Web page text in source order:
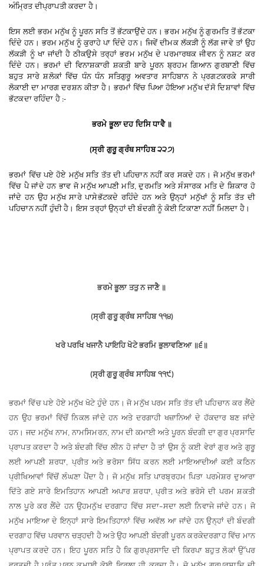
ਅੰਮ੍ਰਿਤ ਦੀਪ੍ਰਾਪਤੀ ਕਰਦਾ ਹੈ ।
ਇਸ ਲਈ ਭਰਮ ਮਨੁੱਖ ਨੂੰ ਪੂਰਨ ਸਤਿ ਤੋਂ ਭੱਟਕਾਉਂਦੇ ਹਨ। ਭਰਮ ਮਨੁੱਖ ਨੂੰ ਗੁਰਮਤਿ ਤੋਂ ਭੱਟਕਾ
ਦਿੰਦੇ ਹਨ। ਭਰਮ ਮਨੁੱਖ ਨੂੰ ਕੁਰਾਹੇ ਪਾ ਦਿੰਦੇ ਹਨ। ਜਿਵੇਂ ਦੀਮਕ ਲੱਕੜੀ ਨੂੰ ਲੱਗ ਜਾਵੇ ਤਾਂ ਉਹ
ਲੱਕੜੀ ਨੂੰ ਖਾ ਜਾਂਦੀ ਹੈ ਠੀਕਉਸੇ ਤਰ੍ਹਾਂ ਭਰਮ ਮਨੁੱਖ ਦੇ ਪਰਮਾਰਥਕ ਜੀਵਨ ਨੂੰ ਨਸ਼ਟ ਕਰ
ਦਿੰਦੇ ਹਨ। ਭਰਮਾਂ ਦੀ ਵਿਨਾਸ਼ਕਾਰੀ ਸ਼ਕਤੀ ਬਾਰੇ ਪੂਰਨ ਬ੍ਰਹਮ ਗਿਆਨ ਗੁਰਬਾਣੀ ਵਿੱਚ
ਬਹੁਤ ਸਾਰੇ ਸ਼ਲੋਕਾਂ ਵਿੱਚ ਧੰਨ ਧੰਨ ਸਤਿਗੁਰੂ ਅਵਤਾਰ ਸਾਹਿਬਾਨ ਨੇ ਪ੍ਰਗਟਕਰਕੇ ਸਾਰੀ
ਲੋਕਾਈ ਦਾ ਮਾਰਗ ਦਰਸ਼ਨ ਕੀਤਾ ਹੈ। ਭਰਮਾਂ ਵਿੱਚ ਪਿਆ ਹੋਇਆ ਮਨੁੱਖ ਦੱਸੋ ਦਿਸ਼ਾਵਾਂ ਵਿੱਚ
ਭੱਟਕਦਾ ਰਹਿੰਦਾ ਹੈ :-
ਭਰਮੇ ਭੂਲਾ ਦਹ ਦਿਸਿ ਧਾਵੈ ॥
(ਸ੍ਰੀ ਗੁਰੂ ਗ੍ਰੰਥ ਸਾਹਿਬ ੨੨੭)
ਭਰਮਾਂ ਵਿੱਚ ਪਏ ਹੋਏ ਮਨੁੱਖ ਸਤਿ ਤੱਤ ਦੀ ਪਹਿਚਾਨ ਨਹੀਂ ਕਰ ਸਕਦੇ ਹਨ। ਜੋ ਮਨੁੱਖ ਭਰਮਾਂ
ਵਿੱਚ ਪੈ ਜਾਂਦੇ ਹਨ ਭਾਵ ਜੋ ਮਨੁੱਖ ਆਪਣੀ ਮਤਿ,ਦੁਰਮਤਿ ਅਤੇ ਸੰਸਾਰਕ ਮਤਿ ਦੇ ਸ਼ਿਕਾਰ ਹੋ
ਜਾਂਦੇ ਹਨ ਉਹ ਮਨੁੱਖ ਸਾਰੇ ਪਾਸੇਭੱਟਕਦੇ ਰਹਿੰਦੇ ਹਨ ਅਤੇ ਉਨ੍ਹਾਂ ਮਨੁੱਖਾਂ ਨੂੰ ਸਤਿ ਤੱਤ ਦੀ
ਪਹਿਚਾਨ ਨਹੀਂ ਹੁੰਦੀ ਹੈ । ਇਸ ਤਰ੍ਹਾਂ ਉਨ੍ਹਾਂ ਦੀ ਬੰਦਗੀ ਨੂੰ ਕੋਈ ਟਿਕਾਣਾ ਨਹੀਂ ਮਿਲਦਾ ਹੈ।
ਭਰਮੇ ਭੂਲਾ ਤਤੁ ਨ ਜਾਣੈ ॥
(ਸ੍ਰੀ ਗੁਰੂ ਗ੍ਰੰਥ ਸਾਹਿਬ ੧੧੪)
ਖਰੇ ਪਰਖਿ ਖਜਾਨੈ ਪਾਇਹਿ ਖੋਟੇ ਭਰਮਿ ਭੁਲਾਵਣਿਆ ॥੬ ॥
(ਸ੍ਰੀ ਗੁਰੂ ਗ੍ਰੰਥ ਸਾਹਿਬ ੧੧੯)
ਭਰਮਾਂ ਵਿੱਚ ਪਏ ਹੋਏ ਮਨੁੱਖ ਖੋਟੇ ਹੁੰਦੇ ਹਨ। ਜੋ ਮਨੁੱਖ ਪਰਮ ਸਤਿ ਤੱਤ ਦੀ ਪਹਿਚਾਨ ਕਰ ਲੈਂਦੇ
ਹਨ ਉਹ ਭਰਮਾਂ ਵਿੱਚੋਂ ਨਿਕਲ ਜਾਂਦੇ ਹਨ ਅਤੇ ਦਰਗਾਹੀ ਖਜ਼ਾਨਿਆਂ ਦੇ ਹੱਕਦਾਰ ਬਣ ਜਾਂਦੇ
ਹਨ। ਜਦ ਮਨੁੱਖ ਨਾਮ, ਨਾਮਸਿਮਰਨ, ਨਾਮ ਦੀ ਕਮਾਈ ਅਤੇ ਪੂਰਨ ਬੰਦਗੀ ਦਾ ਗੁਰ ਪ੍ਰਸਾਦਿ
ਪ੍ਰਾਪਤ ਕਰਦਾ ਹੈ ਅਤੇ ਬੰਦਗੀ ਵਿੱਚ ਲੀਨ ਹੋ ਜਾਂਦਾ ਹੈ ਤਾਂ ਉਸ ਨੂੰ ਕਈ ਵੇਰਾਂ ਗੁਰ ਅਤੇ ਗੁਰੂ
ਲਈ ਆਪਣੀ ਸ਼ਰਧਾ, ਪ੍ਰੀਤ ਅਤੇ ਭਰੋਸਾ ਸਿੱਧ ਕਰਨ ਲਈ ਮਾਇਆਦੀਆਂ ਕਈ ਕਠਿਨ
ਪ੍ਰੀਖਿਆਵਾਂ ਵਿੱਚੋਂ ਲੰਘਣਾ ਪੈਂਦਾ ਹੈ । ਜੋ ਮਨੁੱਖ ਸਤਿ ਪਾਰਬ੍ਰਹਮ ਪਿਤਾ ਪਰਮੇਸ਼ਰ ਦੁਆਰਾ
ਦਿੱਤੇ ਗਏ ਸਾਰੇ ਇਮਤਿਹਾਨ ਆਪਣੀ ਅਪਾਰ ਸ਼ਰਧਾ,ਪ੍ਰੀਤ ਅਤੇ ਭਰੋਸੇ ਦੀ ਪਰਮ ਸ਼ਕਤੀ
ਨਾਲ ਪੂਰੇ ਕਰ ਲੈਂਦੇ ਹਨ ਉਹਮਨੁੱਖ ਦਰਗਾਹ ਵਿੱਚ ਸਦਾ–ਸਦਾ ਲਈ ਨਿਵਾਜੇ ਜਾਂਦੇ ਹਨ। ਜੋ
ਮਨੁੱਖ ਮਾਇਆ ਦੇ ਇਨ੍ਹਾਂ ਸਾਰੇ ਇਮਤਿਹਾਨਾਂ ਵਿੱਚ ਅਵੱਲ ਆ ਜਾਂਦੇ ਹਨ ਉਨ੍ਹਾਂ ਦੀ ਬੰਦਗੀ
ਦਰਗਾਹ ਵਿੱਚ ਪਰਵਾਨ ਚੜ੍ਹਦੀ ਹੈ ਅਤੇ ਉਹ ਆਪਣੀ ਬੰਦਗੀ ਪੂਰਨ ਕਰਕੇਦਰਗਾਹ ਵਿੱਚ ਮਾਨ
ਪ੍ਰਾਪਤ ਕਰਦੇ ਹਨ। ਇਹ ਪੂਰਨ ਸਤਿ ਹੈ ਕਿ ਗੁਰਪ੍ਰਸਾਦਿ ਦੀ ਕਿਰਪਾ ਬਹੁਤ ਲੋਕਾਂ ਉੱਪਰ